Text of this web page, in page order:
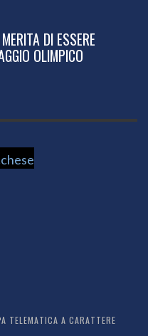
DI ESSERE
OLIMPICO
TELEMATICA A CARATTERE